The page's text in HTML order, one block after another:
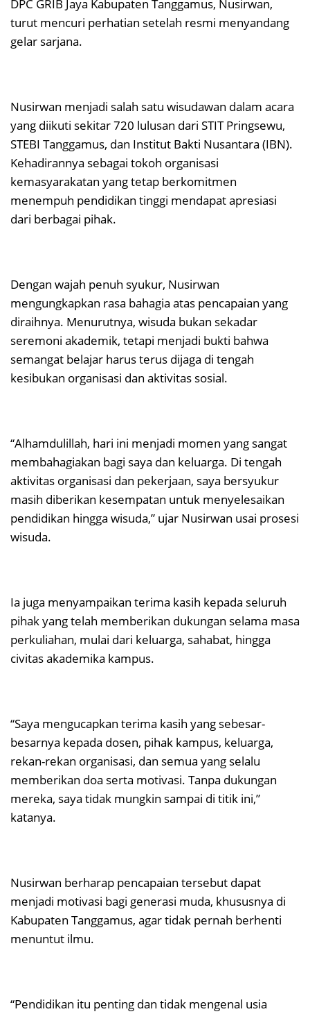
DPC GRIB Jaya Kabupaten Tanggamus, Nusirwan,
turut mencuri perhatian setelah resmi menyandang
gelar sarjana.
Nusirwan menjadi salah satu wisudawan dalam acara
yang diikuti sekitar 720 lulusan dari STIT Pringsewu,
STEBI Tanggamus, dan Institut Bakti Nusantara (IBN).
Kehadirannya sebagai tokoh organisasi
kemasyarakatan yang tetap berkomitmen
menempuh pendidikan tinggi mendapat apresiasi
dari berbagai pihak.
Dengan wajah penuh syukur, Nusirwan
mengungkapkan rasa bahagia atas pencapaian yang
diraihnya. Menurutnya, wisuda bukan sekadar
seremoni akademik, tetapi menjadi bukti bahwa
semangat belajar harus terus dijaga di tengah
kesibukan organisasi dan aktivitas sosial.
“Alhamdulillah, hari ini menjadi momen yang sangat
membahagiakan bagi saya dan keluarga. Di tengah
aktivitas organisasi dan pekerjaan, saya bersyukur
masih diberikan kesempatan untuk menyelesaikan
pendidikan hingga wisuda,” ujar Nusirwan usai prosesi
wisuda.
Ia juga menyampaikan terima kasih kepada seluruh
pihak yang telah memberikan dukungan selama masa
perkuliahan, mulai dari keluarga, sahabat, hingga
civitas akademika kampus.
“Saya mengucapkan terima kasih yang sebesar-
besarnya kepada dosen, pihak kampus, keluarga,
rekan-rekan organisasi, dan semua yang selalu
memberikan doa serta motivasi. Tanpa dukungan
mereka, saya tidak mungkin sampai di titik ini,”
katanya.
Nusirwan berharap pencapaian tersebut dapat
menjadi motivasi bagi generasi muda, khususnya di
Kabupaten Tanggamus, agar tidak pernah berhenti
menuntut ilmu.
“Pendidikan itu penting dan tidak mengenal usia